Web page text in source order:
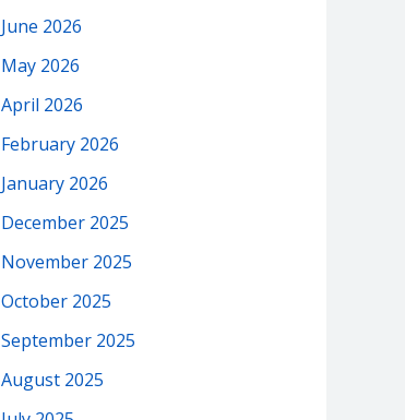
June 2026
May 2026
April 2026
February 2026
January 2026
December 2025
November 2025
October 2025
September 2025
August 2025